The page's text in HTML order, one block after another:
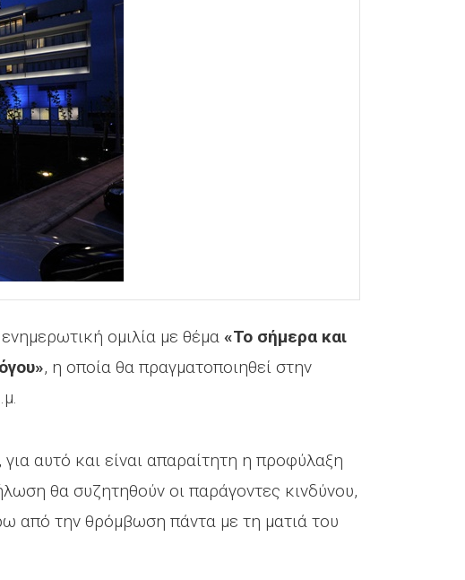
ομιλία με θέμα «Το σήμερα και
, η οποία θα πραγματοποιηθεί στην
αυτό και είναι απαραίτητη η προφύλαξη
θα συζητηθούν οι παράγοντες κινδύνου,
από την θρόμβωση πάντα με τη ματιά του